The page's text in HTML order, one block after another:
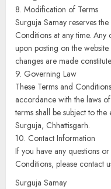
8. Modification of Terms
Surguja Samay reserves
Conditions at any time.
upon posting on the
changes are made
9. Governing Law
These Terms and
accordance with the laws
terms shall be subject to
Surguja, Chhattisgarh.
10. Contact Information
If you have any questions
Conditions, please contact
Surguja Samay